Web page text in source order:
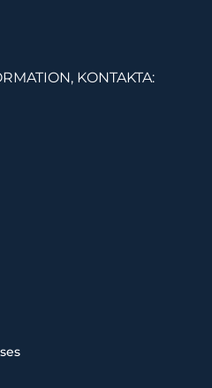
KONTAKTA: